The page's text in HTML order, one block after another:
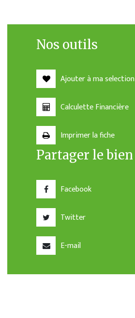
Nos outils
Ajouter à ma selection
Calculette Financière
Imprimer la fiche
Partager le bien
Facebook
Twitter
E-mail